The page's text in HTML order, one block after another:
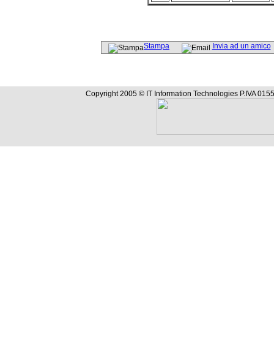
Stampa Invia ad un amico
Copyright 2005 © IT Information Technologies P.IVA